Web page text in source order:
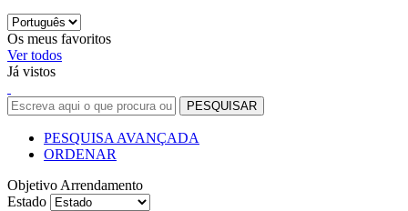
Os meus favoritos
Ver todos
Já vistos
PESQUISA AVANÇADA
ORDENAR
Objetivo Arrendamento
Estado